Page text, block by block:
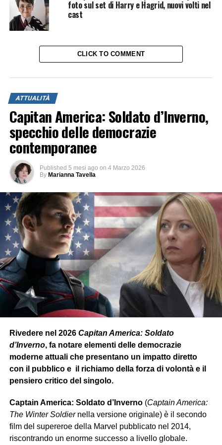
foto sul set di Harry e Hagrid, nuovi volti nel
cast
CLICK TO COMMENT
ATTUALITÀ
Capitan America: Soldato d’Inverno,
specchio delle democrazie
contemporanee
Published 5 mesi ago on 4 Marzo 2026
By Marianna Tavella
Rivedere nel 2026 Capitan America: Soldato
d’Inverno, fa notare elementi delle democrazie
moderne attuali che presentano un impatto diretto
con il pubblico e il richiamo della forza di volontà e il
pensiero critico del singolo.
Captain America: Soldato d’Inverno(Captain America:
The Winter Soldiernella versione originale) è il secondo
film del supereroe della Marvel pubblicato nel 2014,
riscontrando un enorme successo a livello globale.